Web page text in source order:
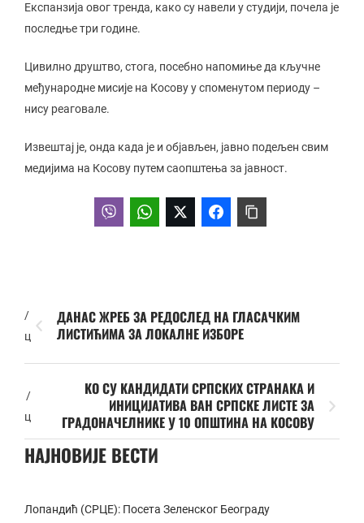
Експанзија овог тренда, како су навели у студији, почела је
последње три године.
Цивилно друштво, стога, посебно напомиње да кључне
међународне мисије на Косову у споменутом периоду –
нису реаговале.
Извештај је, онда када је и објављен, јавно подељен свим
медијима на Косову путем саопштења за јавност.
/
ц
ДАНАС ЖРЕБ ЗА РЕДОСЛЕД НА ГЛАСАЧКИМ
ЛИСТИЋИМА ЗА ЛОКАЛНЕ ИЗБОРЕ
/
ц
КО СУ КАНДИДАТИ СРПСКИХ СТРАНАКА И
ИНИЦИЈАТИВА ВАН СРПСКЕ ЛИСТЕ ЗА
ГРАДОНАЧЕЛНИКЕ У 10 ОПШТИНА НА КОСОВУ
НАЈНОВИЈЕ ВЕСТИ
Лопандић (СРЦЕ): Посета Зеленског Београду